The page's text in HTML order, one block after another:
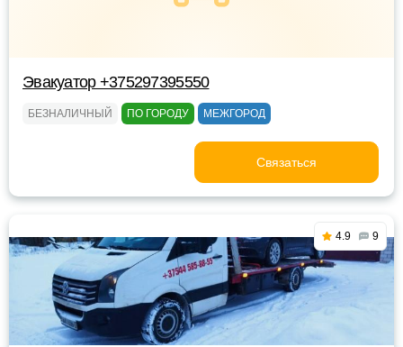
Эвакуатор +375297395550
БЕЗНАЛИЧНЫЙ ПО ГОРОДУ МЕЖГОРОД
Связаться
4.9 9